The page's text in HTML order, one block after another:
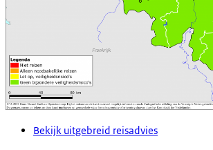
Bekijk uitgebreid reisadvies